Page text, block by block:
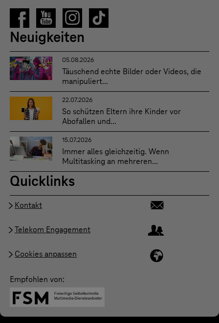
Neuigkeiten
05.08.2026
Täuschend echte Bilder oder Videos, die
manipuliert...
22.07.2026
So schützen Eltern ihre Kinder vor
Abofallen und...
15.07.2026
Immer alles gleichzeitig. Wenn
Multitasking an mehreren...
Quicklinks
Kontakt
Telekom Engagement
Cookies anpassen
Empfohlen von: